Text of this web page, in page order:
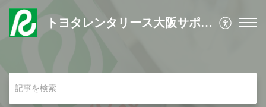
トヨタレンタリース大阪サポートサイト